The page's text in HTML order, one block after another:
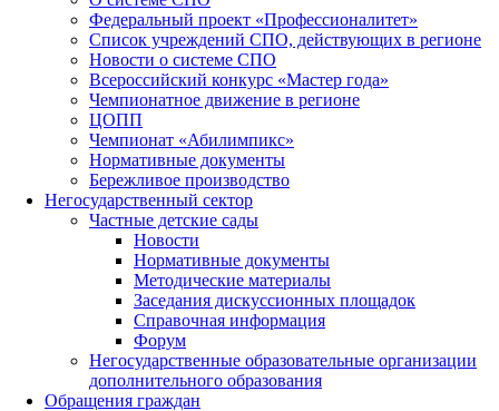
Федеральный проект «Профессионалитет»
Список учреждений СПО, действующих в регионе
Новости о системе СПО
Всероссийский конкурс «Мастер года»
Чемпионатное движение в регионе
ЦОПП
Чемпионат «Абилимпикс»
Нормативные документы
Бережливое производство
Негосударственный сектор
Частные детские сады
Новости
Нормативные документы
Методические материалы
Заседания дискуссионных площадок
Справочная информация
Форум
Негосударственные образовательные организации
дополнительного образования
Обращения граждан